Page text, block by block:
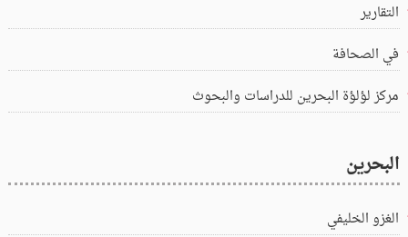
التقارير
في الصحافة
مركز لؤلؤة البحرين للدراسات والبحوث
البحرين
الغزو الخليفي